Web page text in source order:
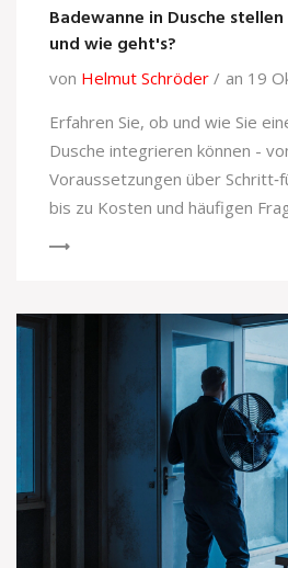
Badewanne in Dusche
und wie geht's?
von Helmut Schröder
an 19
Erfahren Sie, ob und wie Sie
Dusche integrieren können -
Voraussetzungen über
bis zu Kosten und häufigen